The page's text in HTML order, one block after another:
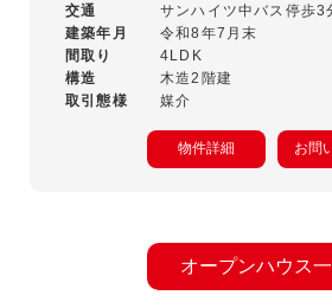
交通
サンハイツ中バス停歩3
建築年月
令和8年7月末
間取り
4LDK
構造
木造2階建
取引態様
媒介
物件詳細 お問
オープンハウス